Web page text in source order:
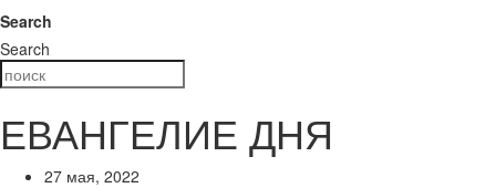
Search
Search
ЕВАНГЕЛИЕ ДНЯ
27 мая, 2022